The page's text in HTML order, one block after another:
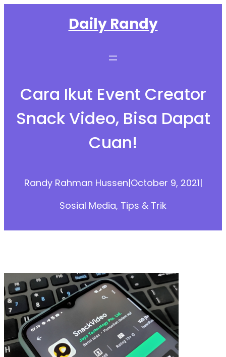
Daily Randy
Cara Ikut Event Creator
Snack Video, Bisa Dapat
Cuan!
Randy Rahman Hussen|October 9, 2021|
Sosial Media, Tips & Trik